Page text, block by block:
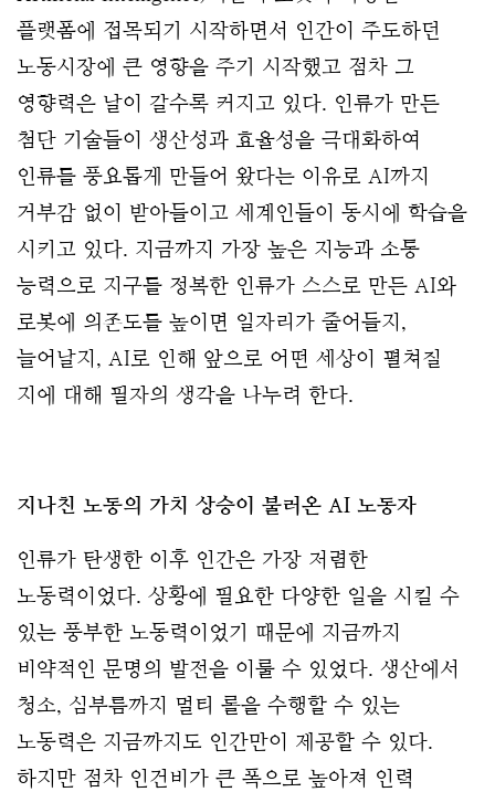
플랫폼에 접목되기 시작하면서 인간이 주도하던
노동시장에 큰 영향을 주기 시작했고 점차 그
영향력은 날이 갈수록 커지고 있다. 인류가 만든
첨단 기술들이 생산성과 효율성을 극대화하여
인류를 풍요롭게 만들어 왔다는 이유로 AI까지
거부감 없이 받아들이고 세계인들이 동시에 학습을
시키고 있다. 지금까지 가장 높은 지능과 소통
능력으로 지구를 정복한 인류가 스스로 만든 AI와
로봇에 의존도를 높이면 일자리가 줄어들지,
늘어날지, AI로 인해 앞으로 어떤 세상이 펼쳐질
지에 대해 필자의 생각을 나누려 한다.
지나친 노동의 가치 상승이 불러온 AI 노동자
인류가 탄생한 이후 인간은 가장 저렴한
노동력이었다. 상황에 필요한 다양한 일을 시킬 수
있는 풍부한 노동력이었기 때문에 지금까지
비약적인 문명의 발전을 이룰 수 있었다. 생산에서
청소, 심부름까지 멀티 롤을 수행할 수 있는
노동력은 지금까지도 인간만이 제공할 수 있다.
하지만 점차 인건비가 큰 폭으로 높아져 인력